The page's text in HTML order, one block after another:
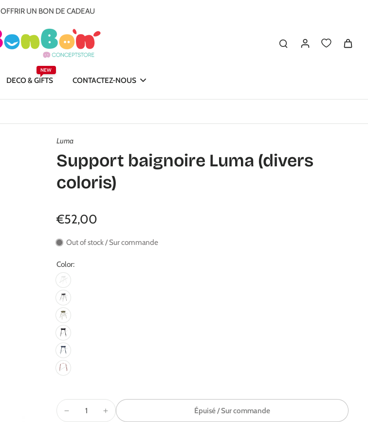
OFFRIR UN BON DE CADEAU
DECO & GIFTS
NEW
CONTACTEZ-NOUS
Luma
Support baignoire Luma (divers
coloris)
€52,00
Out of stock / Sur commande
Color:
Épuisé / Sur commande